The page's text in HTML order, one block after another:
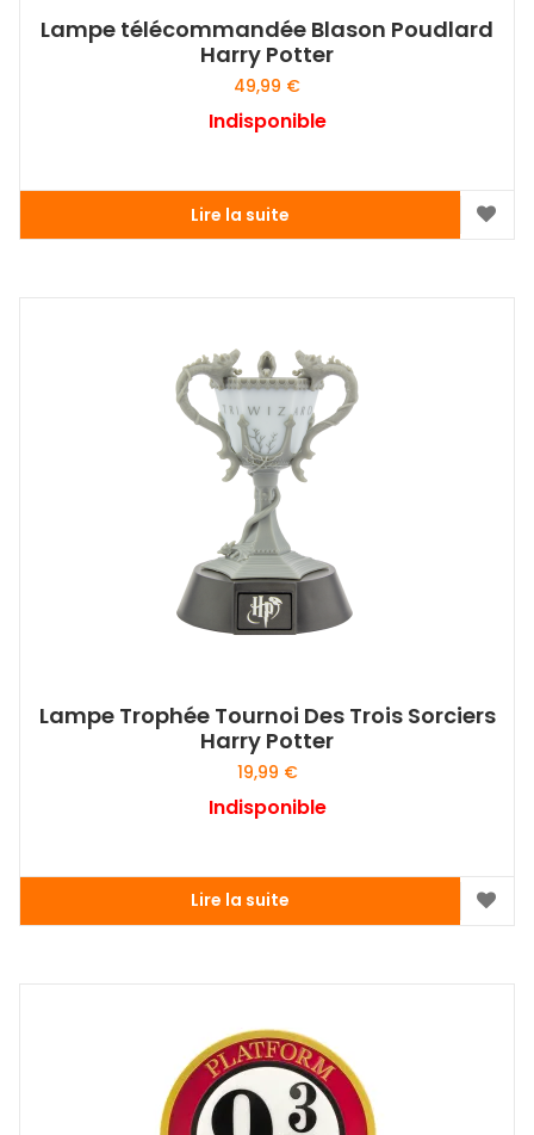
Lampe télécommandée Blason Poudlard
Harry Potter
49,99 €
Indisponible
Lire la suite
Lampe Trophée Tournoi Des Trois Sorciers
Harry Potter
19,99 €
Indisponible
Lire la suite